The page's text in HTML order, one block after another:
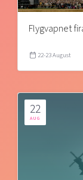
Flygvapnet
22-23 August
22
AUG